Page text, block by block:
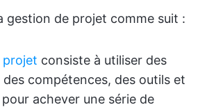
gestion de projet comme suit :
projet consiste à utiliser des
compétences, des outils et
achever une série de